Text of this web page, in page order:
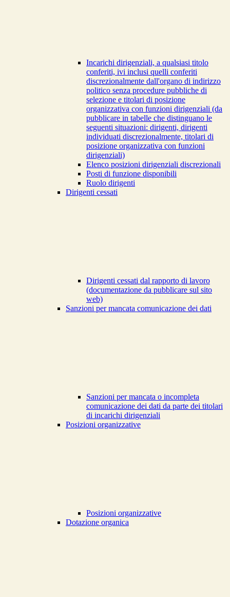
Incarichi dirigenziali, a qualsiasi titolo
conferiti, ivi inclusi quelli conferiti
discrezionalmente dall'organo di indirizzo
politico senza procedure pubbliche di
selezione e titolari di posizione
organizzativa con funzioni dirigenziali (da
pubblicare in tabelle che distinguano le
seguenti situazioni: dirigenti, dirigenti
individuati discrezionalmente, titolari di
posizione organizzativa con funzioni
dirigenziali)
Elenco posizioni dirigenziali discrezionali
Posti di funzione disponibili
Ruolo dirigenti
Dirigenti cessati
Dirigenti cessati dal rapporto di lavoro
(documentazione da pubblicare sul sito
web)
Sanzioni per mancata comunicazione dei dati
Sanzioni per mancata o incompleta
comunicazione dei dati da parte dei titolari
di incarichi dirigenziali
Posizioni organizzative
Posizioni organizzative
Dotazione organica